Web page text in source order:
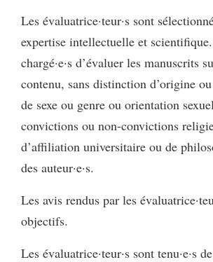
Les évaluatrice·teur·s sont
expertise intellectuelle et
chargé·e·s d’évaluer les manuscrits
contenu, sans distinction d’origine
de sexe ou genre ou orientation
convictions ou non-convictions
d’affiliation universitaire ou de
des auteur·e·s.
Les avis rendus par les
objectifs.
Les évaluatrice·teur·s sont tenu·e·s